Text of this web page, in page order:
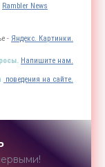
Rambler News
- Яндекс. Картинки.
Напишите нам.
поведения на сайте.